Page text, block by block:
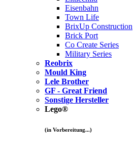
Eisenbahn
Town Life
BrixUp Construction
Brick Port
Co Create Series
Military Series
Reobrix
Mould King
Lele Brother
GF - Great Friend
Sonstige Hersteller
Lego®
(in Vorbereitung...)